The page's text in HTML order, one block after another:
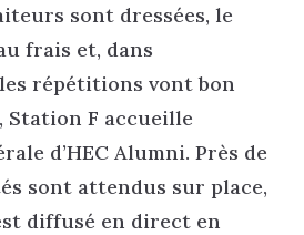
sont dressées, le
frais et, dans
répétitions vont bon
F accueille
d’HEC Alumni. Près de
sont attendus sur place,
diffusé en direct en